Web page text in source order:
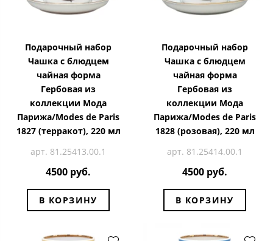
Подарочный набор
Чашка с блюдцем
чайная форма
Гербовая из
коллекции Мода
Парижа/Modes de Paris
1827 (терракот), 220 мл
арт. 81.25413.00.1
4500 руб.
В КОРЗИНУ
Подарочный набор
Чашка с блюдцем
чайная форма
Гербовая из
коллекции Мода
Парижа/Modes de Paris
1828 (розовая), 220 мл
арт. 81.25414.00.1
4500 руб.
В КОРЗИНУ